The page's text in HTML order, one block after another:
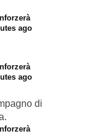
ago
ago
di